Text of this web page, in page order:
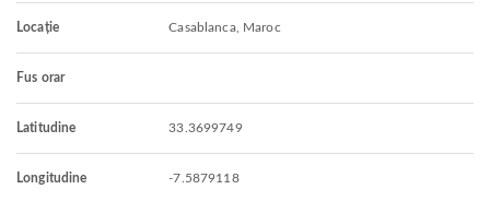
Locație Casablanca, Maroc
Fus orar
Latitudine 33.3699749
Longitudine -7.5879118